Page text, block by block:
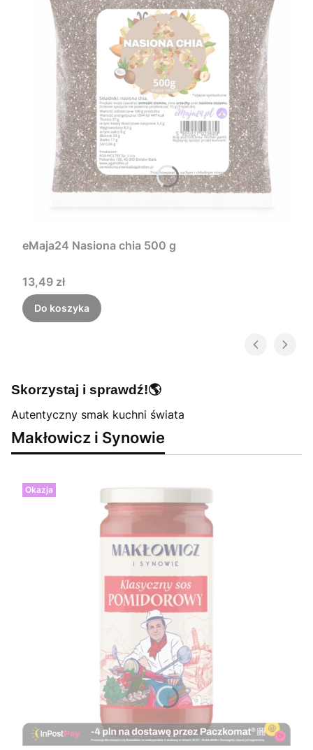
eMaja24 Nasiona chia 500 g
Cena
13,49 zł
Do koszyka
Skorzystaj i sprawdź!🌎
Autentyczny smak kuchni świata
Makłowicz i Synowie
Okazja